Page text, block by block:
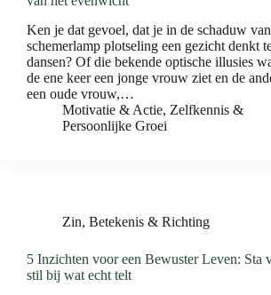
Ken je dat gevoel, dat je in de schaduw
schemerlamp plotseling een gezicht denkt
dansen? Of die bekende optische illusies
de ene keer een jonge vrouw ziet en de
een oude vrouw,…
Motivatie & Actie, Zelfkennis &
Persoonlijke Groei
Zin, Betekenis & Richting
5 Inzichten voor een Bewuster Leven: Sta
stil bij wat echt telt